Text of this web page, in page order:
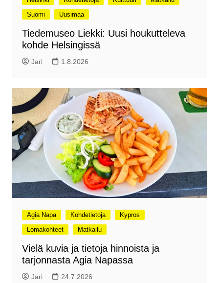
Suomi
Uusimaa
Tiedemuseo Liekki: Uusi houkutteleva
kohde Helsingissä
Jari 1.8.2026
Agia Napa Kohdetietoja
Kypros
Lomakohteet
Matkailu
Vielä kuvia ja tietoja hinnoista ja
tarjonnasta Agia Napassa
Jari 24.7.2026